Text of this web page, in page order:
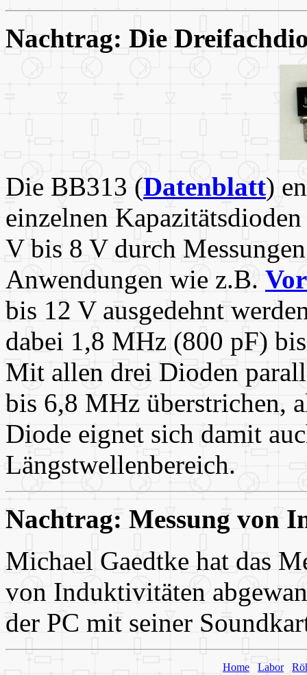
Nachtrag: Die
Die BB313 (Datenblatt)
einzelnen
V bis 8 V durch
Anwendungen wie z.B.
bis 12 V ausgedehnt
dabei 1,8 MHz (800 pF)
Mit allen drei Dioden
bis 6,8 MHz überstrichen,
Diode eignet sich damit
Längstwellenbereich.
Nachtrag: Messung von
Michael Gaedtke hat das
von Induktivitäten
der PC mit seiner
Home Labor